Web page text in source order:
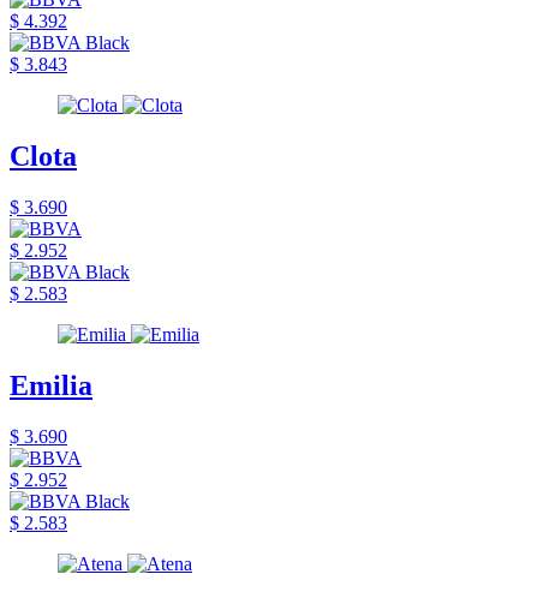
$ 4.392
$ 3.843
Clota
$ 3.690
$ 2.952
$ 2.583
Emilia
$ 3.690
$ 2.952
$ 2.583